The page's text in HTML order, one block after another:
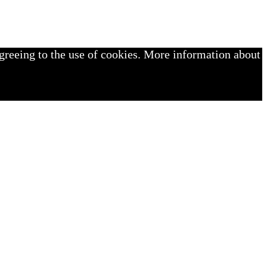
to the use of cookies. More information about